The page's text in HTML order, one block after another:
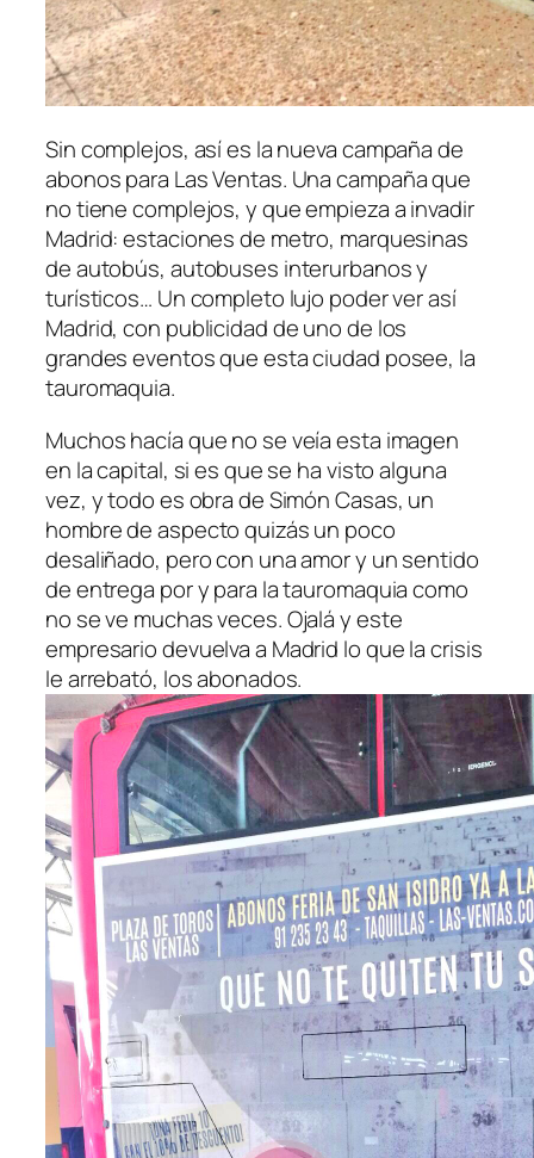
Sin complejos, así es la nueva campaña de
abonos para Las Ventas. Una campaña que
no tiene complejos, y que empieza a invadir
Madrid: estaciones de metro, marquesinas
de autobús, autobuses interurbanos y
turísticos… Un completo lujo poder ver así
Madrid, con publicidad de uno de los
grandes eventos que esta ciudad posee, la
tauromaquia.
Muchos hacía que no se veía esta imagen
en la capital, si es que se ha visto alguna
vez, y todo es obra de Simón Casas, un
hombre de aspecto quizás un poco
desaliñado, pero con una amor y un sentido
de entrega por y para la tauromaquia como
no se ve muchas veces. Ojalá y este
empresario devuelva a Madrid lo que la crisis
le arrebató, los abonados.